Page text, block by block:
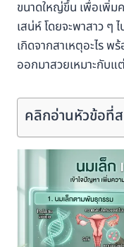
ขนาดใหญ่ขึ้น เพื่อเพิ่มค
เสน่ห์ โดยจะพาสาว ๆ
เกิดจากสาเหตุอะไร
ออกมาสวยเหมาะกับแ
คลิกอ่านหัวข้อที่ส